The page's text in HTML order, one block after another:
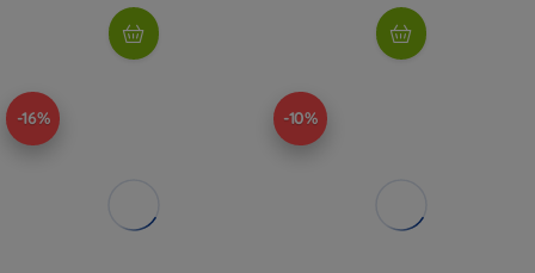
-16% -10%